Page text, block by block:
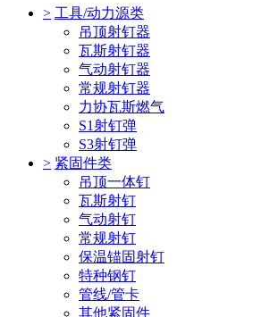
> 工具/动力源类
吊顶射钉器
瓦斯射钉器
气动射钉器
常规射钉器
力协瓦斯燃气
S1射钉弹
S3射钉弹
> 紧固件类
吊顶一体钉
瓦斯射钉
气动射钉
常规射钉
保温锚固射钉
特种钢钉
管线/管卡
其他紧固件